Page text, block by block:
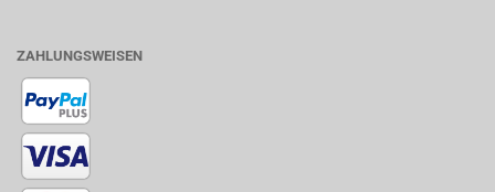
ZAHLUNGSWEISEN